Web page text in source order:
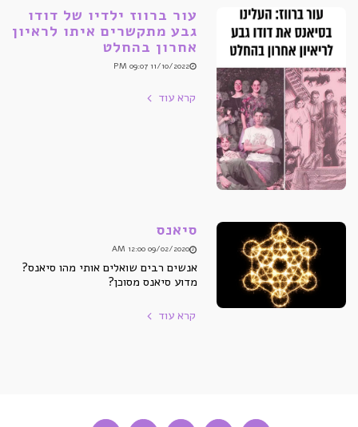
עור ברווז ילדיו של דודו
גבע מתקשרים איתו לראיון
אחרון בהחלט
11/10/2022 09:07 PM
קרא עוד
סיאנס
09/02/2020 12:00 AM
אנשים רבים שואלים אותי מהו סיאנס?
מדוע סיאנס מסוכן?
קרא עוד